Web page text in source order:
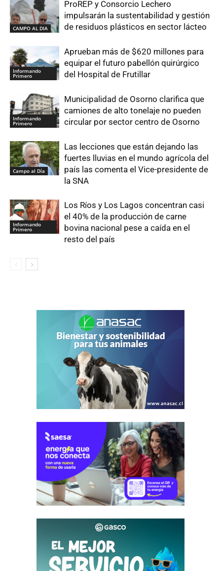
CAMPO AL DIA
ProREP y Consorcio Lechero
impulsarán la sustentabilidad y gestión
de residuos plásticos en sector lácteo
Informando
Primero
Aprueban más de $620 millones para
equipar el futuro pabellón quirúrgico
del Hospital de Frutillar
Informando
Primero
Municipalidad de Osorno clarifica que
camiones de alto tonelaje no pueden
circular por sector centro de Osorno
Campo al Día
Las lecciones que están dejando las
fuertes lluvias en el mundo agrícola del
país las comenta el Vice-presidente de
la SNA
Informando
Primero
Los Ríos y Los Lagos concentran casi
el 40% de la producción de carne
bovina nacional pese a caída en el
resto del país